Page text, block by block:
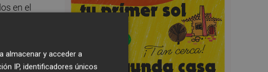
en el
ya
viernes
almacenar y acceder a
IP, identificadores únicos